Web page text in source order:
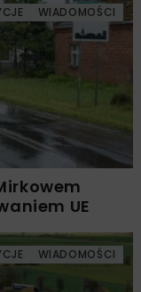
WIADOMOŚCI
UE
WIADOMOŚCI